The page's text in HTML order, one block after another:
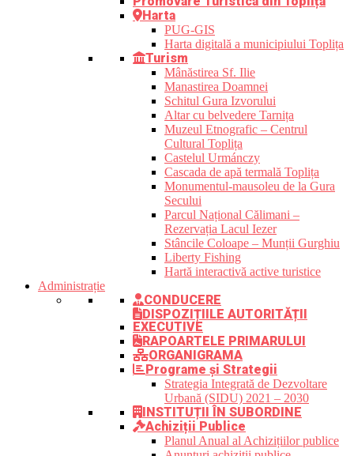
Harta
PUG-GIS
Harta digitală a municipiului Toplița
Turism
Mânăstirea Sf. Ilie
Manastirea Doamnei
Schitul Gura Izvorului
Altar cu belvedere Tarnița
Muzeul Etnografic – Centrul
Cultural Toplița
Castelul Urmánczy
Cascada de apă termală Toplița
Monumentul-mausoleu de la Gura
Secului
Parcul Național Călimani –
Rezervația Lacul Iezer
Stâncile Coloape – Munții Gurghiu
Liberty Fishing
Hartă interactivă active turistice
Administrație
CONDUCERE
DISPOZIȚIILE AUTORITĂȚII
EXECUTIVE
RAPOARTELE PRIMARULUI
ORGANIGRAMA
Programe și Strategii
Strategia Integrată de Dezvoltare
Urbană (SIDU) 2021 – 2030
INSTITUȚII ÎN SUBORDINE
Achiziții Publice
Planul Anual al Achizițiilor publice